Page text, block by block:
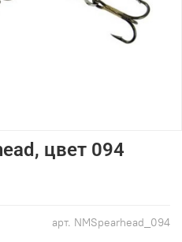
арт. NMSpearhead_094
цвет 094